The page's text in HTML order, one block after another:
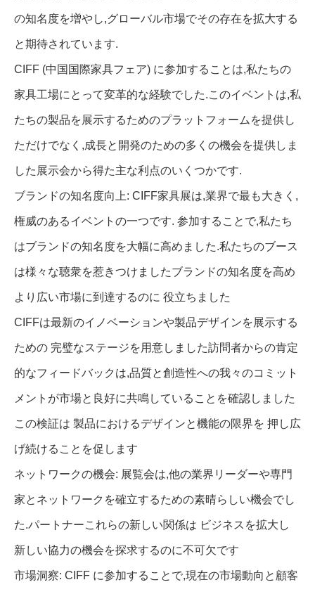
の知名度を増やし,グローバル市場でその存在を拡大する
と期待されています.
CIFF (中国国際家具フェア) に参加することは,私たちの
家具工場にとって変革的な経験でした.このイベントは,私
たちの製品を展示するためのプラットフォームを提供し
ただけでなく,成長と開発のための多くの機会を提供しま
した展示会から得た主な利点のいくつかです.
ブランドの知名度向上: CIFF家具展は,業界で最も大きく,
権威のあるイベントの一つです. 参加することで,私たち
はブランドの知名度を大幅に高めました.私たちのブース
は様々な聴衆を惹きつけましたブランドの知名度を高め
より広い市場に到達するのに 役立ちました
CIFFは最新のイノベーションや製品デザインを展示する
ための 完璧なステージを用意しました訪問者からの肯定
的なフィードバックは,品質と創造性への我々のコミット
メントが市場と良好に共鳴していることを確認しました
この検証は 製品におけるデザインと機能の限界を 押し広
げ続けることを促します
ネットワークの機会: 展覧会は,他の業界リーダーや専門
家とネットワークを確立するための素晴らしい機会でし
た.パートナーこれらの新しい関係は ビジネスを拡大し
新しい協力の機会を探求するのに不可欠です
市場洞察: CIFF に参加することで,現在の市場動向と顧客